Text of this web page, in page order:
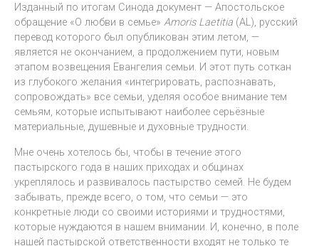
Изданный по итогам Синода документ — Апостольское
обращение «О любви в семье» Amoris Laetitiа (AL), русский
перевод которого был опубликован этим летом, —
является не окончанием, а продолжением пути, новым
этапом возвещения Евангелия семьи. И этот путь соткан
из глубокого желания «интегрировать, распознавать,
сопровождать» все семьи, уделяя особое внимание тем
семьям, которые испытывают наиболее серьёзные
материальные, душевные и духовные трудности.
Мне очень хотелось бы, чтобы в течение этого
пастырского года в наших приходах и общинах
укреплялось и развивалось пастырство семей. Не будем
забывать, прежде всего, о том, что семьи — это
конкретные люди со своими историями и трудностями,
которые нуждаются в нашем внимании. И, конечно, в поле
нашей пастырской ответственности входят не только те